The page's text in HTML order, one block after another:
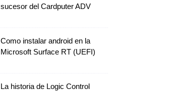
sucesor del Cardputer ADV
Como instalar android en la
Microsoft Surface RT (UEFI)
La historia de Logic Control